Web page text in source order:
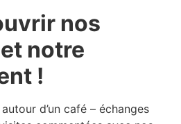
nos
notre
!
d’un café – échanges